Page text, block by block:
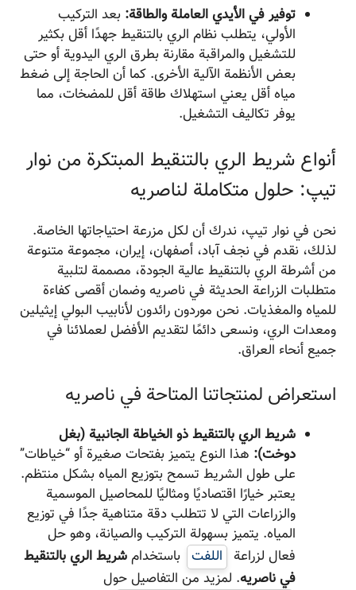
توفير في الأيدي العاملة والطاقة: بعد التركيب
الأولي، يتطلب نظام الري بالتنقيط جهدًا أقل بكثير
للتشغيل والمراقبة مقارنة بطرق الري اليدوية أو حتى
بعض الأنظمة الآلية الأخرى. كما أن الحاجة إلى ضغط
مياه أقل يعني استهلاك طاقة أقل للمضخات، مما
يوفر تكاليف التشغيل.
أنواع شريط الري بالتنقيط المبتكرة من نوار
تیپ: حلول متكاملة لناصریه
نحن في نوار تیپ، ندرك أن لكل مزرعة احتياجاتها الخاصة.
لذلك، نقدم في نجف آباد، أصفهان، إيران، مجموعة متنوعة
من أشرطة الري بالتنقيط عالية الجودة، مصممة لتلبية
متطلبات الزراعة الحديثة في ناصریه وضمان أقصى كفاءة
للمياه والمغذيات. نحن موردون رائدون لأنابيب البولي إيثيلين
ومعدات الري، ونسعى دائمًا لتقديم الأفضل لعملائنا في
جميع أنحاء العراق.
استعراض لمنتجاتنا المتاحة في ناصریه
شريط الري بالتنقيط ذو الخياطة الجانبية (بغل
دوخت): هذا النوع يتميز بفتحات صغيرة أو “خياطات”
على طول الشريط تسمح بتوزيع المياه بشكل منتظم.
يعتبر خيارًا اقتصاديًا ومثاليًا للمحاصيل الموسمية
والزراعات التي لا تتطلب دقة متناهية جدًا في توزيع
المياه. يتميز بسهولة التركيب والصيانة، وهو حل
فعال لزراعة اللفت باستخدامشريط الري بالتنقيط
في ناصریه. لمزيد من التفاصيل حول